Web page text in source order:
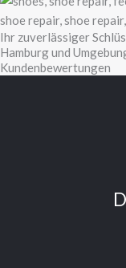
Ihr zuverlässiger
Hamburg und
Kundenbewertungen